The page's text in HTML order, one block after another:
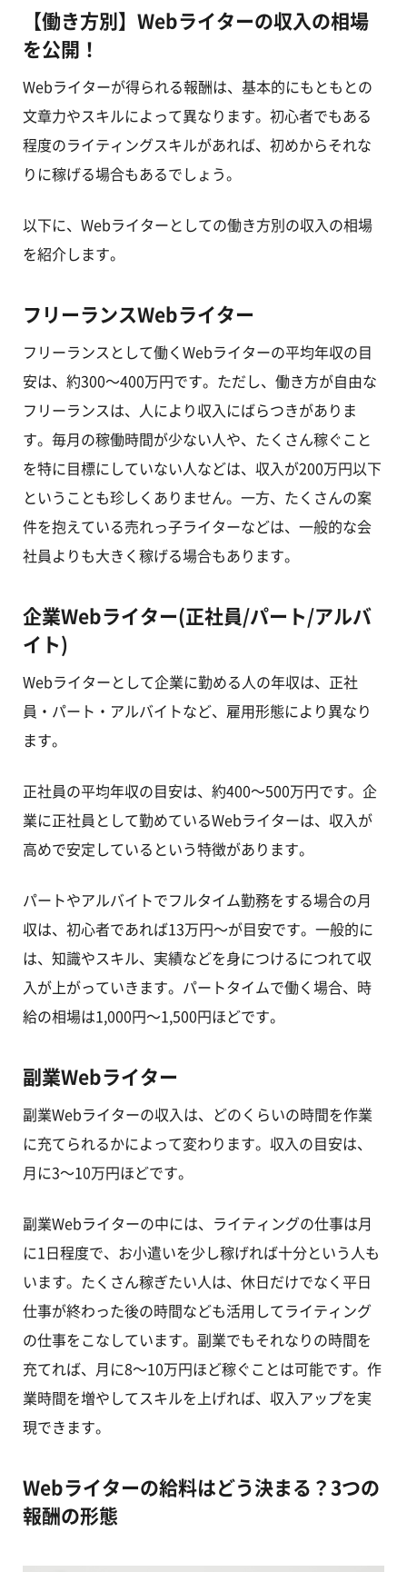
【働き方別】Webライターの収入の相場
を公開！
Webライターが得られる報酬は、基本的にもともとの
文章力やスキルによって異なります。初心者でもある
程度のライティングスキルがあれば、初めからそれな
りに稼げる場合もあるでしょう。
以下に、Webライターとしての働き方別の収入の相場
を紹介します。
フリーランスWebライター
フリーランスとして働くWebライターの平均年収の目
安は、約300～400万円です。ただし、働き方が自由な
フリーランスは、人により収入にばらつきがありま
す。毎月の稼働時間が少ない人や、たくさん稼ぐこと
を特に目標にしていない人などは、収入が200万円以下
ということも珍しくありません。一方、たくさんの案
件を抱えている売れっ子ライターなどは、一般的な会
社員よりも大きく稼げる場合もあります。
企業Webライター(正社員/パート/アルバ
イト)
Webライターとして企業に勤める人の年収は、正社
員・パート・アルバイトなど、雇用形態により異なり
ます。
正社員の平均年収の目安は、約400～500万円です。企
業に正社員として勤めているWebライターは、収入が
高めで安定しているという特徴があります。
パートやアルバイトでフルタイム勤務をする場合の月
収は、初心者であれば13万円～が目安です。一般的に
は、知識やスキル、実績などを身につけるにつれて収
入が上がっていきます。パートタイムで働く場合、時
給の相場は1,000円～1,500円ほどです。
副業Webライター
副業Webライターの収入は、どのくらいの時間を作業
に充てられるかによって変わります。収入の目安は、
月に3～10万円ほどです。
副業Webライターの中には、ライティングの仕事は月
に1日程度で、お小遣いを少し稼げれば十分という人も
います。たくさん稼ぎたい人は、休日だけでなく平日
仕事が終わった後の時間なども活用してライティング
の仕事をこなしています。副業でもそれなりの時間を
充てれば、月に8～10万円ほど稼ぐことは可能です。作
業時間を増やしてスキルを上げれば、収入アップを実
現できます。
Webライターの給料はどう決まる？3つの
報酬の形態